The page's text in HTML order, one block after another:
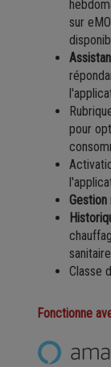
sur
pour
sanitaire
Classe
Fonctionne